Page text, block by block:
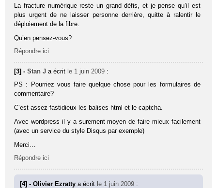
La fracture numérique reste un grand défis, et je pense qu’il est
plus urgent de ne laisser personne derrière, quitte à ralentir le
déploiement de la fibre.
Qu’en pensez-vous?
Répondre ici
[3] -Stan J a écrit le 1 juin 2009 :
PS : Pourriez vous faire quelque chose pour les formulaires de
commentaire?
C’est assez fastidieux les balises html et le captcha.
Avec wordpress il y a surement moyen de faire mieux facilement
(avec un service du style Disqus par exemple)
Merci…
Répondre ici
[4] - Olivier Ezrattya écrit le 1 juin 2009 :